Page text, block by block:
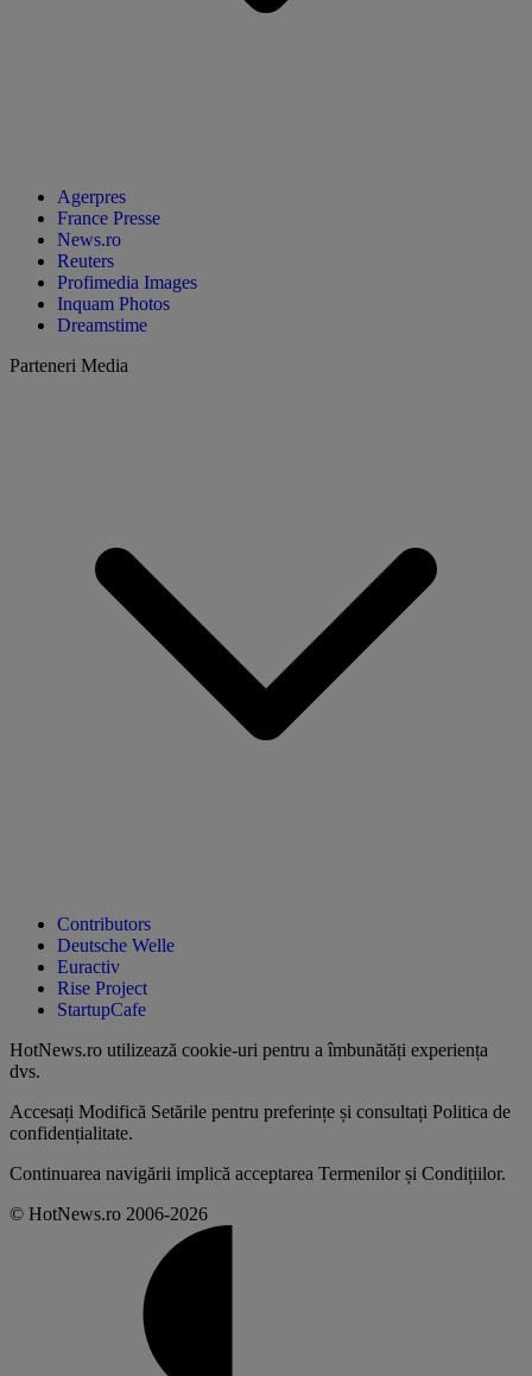
Agerpres
France Presse
News.ro
Reuters
Profimedia Images
Inquam Photos
Dreamstime
Parteneri Media
Contributors
Deutsche Welle
Euractiv
Rise Project
StartupCafe
HotNews.ro utilizează cookie-uri pentru a îmbunătăți experiența
dvs.
Accesați Modifică Setările pentru preferințe și consultați Politica de
confidențialitate.
Continuarea navigării implică acceptarea Termenilor și Condițiilor.
© HotNews.ro 2006-2026